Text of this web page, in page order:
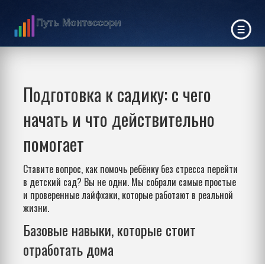
Подготовка к садику: с чего
начать и что действительно
помогает
Ставите вопрос, как помочь ребёнку без стресса перейти
в детский сад? Вы не одни. Мы собрали самые простые
и проверенные лайфхаки, которые работают в реальной
жизни.
Базовые навыки, которые стоит
отработать дома